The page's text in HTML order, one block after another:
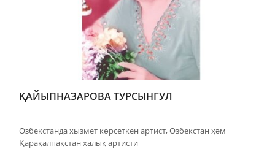
ҚАЙЫПНАЗАРОВА ТУРСЫНГУЛ
Өзбекстанда хызмет көрсеткен артист, Өзбекстан ҳәм
Қарақалпақстан халық артисти